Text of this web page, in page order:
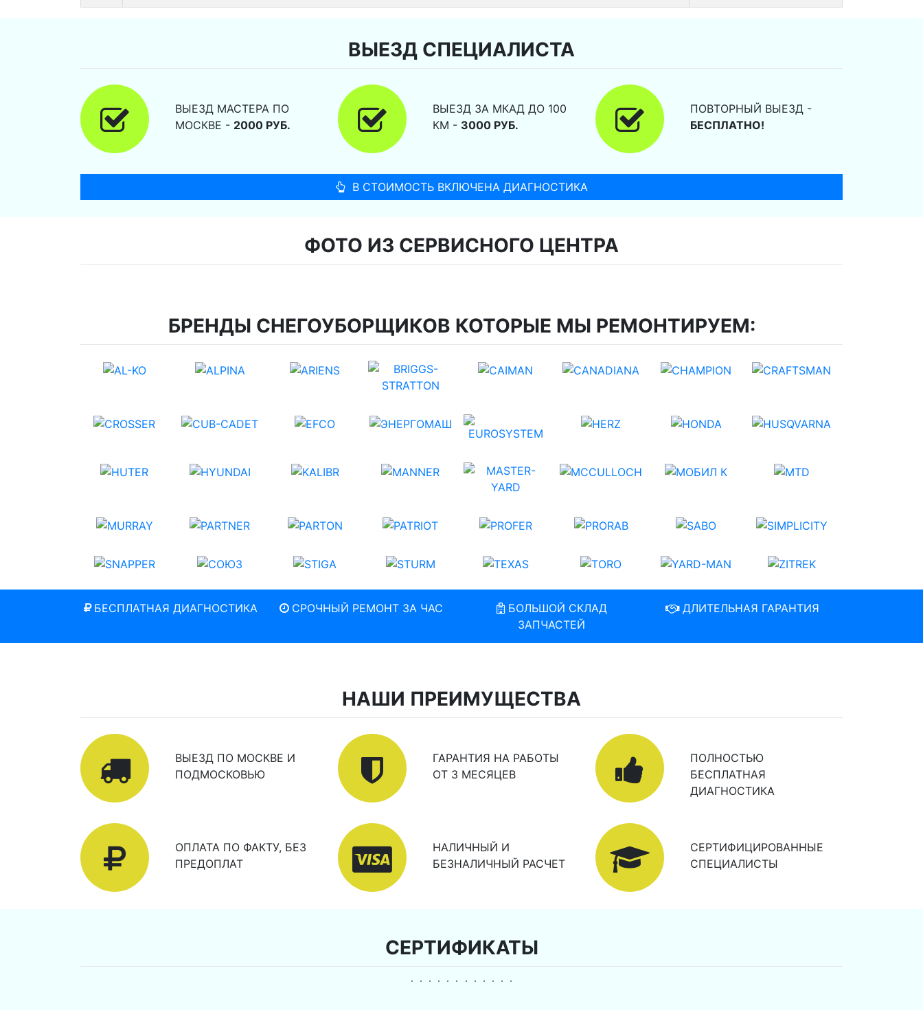
ВЫЕЗД СПЕЦИАЛИСТА
ВЫЕЗД МАСТЕРА ПО
МОСКВЕ - 2000 РУБ.
ВЫЕЗД ЗА МКАД ДО 100
КМ - 3000 РУБ.
ПОВТОРНЫЙ ВЫЕЗД -
БЕСПЛАТНО!
В СТОИМОСТЬ ВКЛЮЧЕНА ДИАГНОСТИКА
ФОТО ИЗ СЕРВИСНОГО ЦЕНТРА
БРЕНДЫ СНЕГОУБОРЩИКОВ КОТОРЫЕ МЫ РЕМОНТИРУЕМ:
БЕСПЛАТНАЯ ДИАГНОСТИКА СРОЧНЫЙ РЕМОНТ ЗА ЧАС
БОЛЬШОЙ СКЛАД
ЗАПЧАСТЕЙ
ДЛИТЕЛЬНАЯ ГАРАНТИЯ
НАШИ ПРЕИМУЩЕСТВА
ВЫЕЗД ПО МОСКВЕ И
ПОДМОСКОВЬЮ
ГАРАНТИЯ НА РАБОТЫ
ОТ 3 МЕСЯЦЕВ
ПОЛНОСТЬЮ
БЕСПЛАТНАЯ
ДИАГНОСТИКА
ОПЛАТА ПО ФАКТУ, БЕЗ
ПРЕДОПЛАТ
НАЛИЧНЫЙ И
БЕЗНАЛИЧНЫЙ РАСЧЕТ
СЕРТИФИЦИРОВАННЫЕ
СПЕЦИАЛИСТЫ
СЕРТИФИКАТЫ